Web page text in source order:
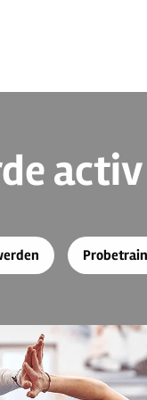
activ